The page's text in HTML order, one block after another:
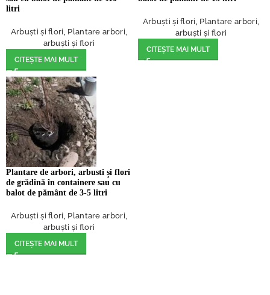
litri
Arbuști și flori Plantare arbori,
arbuști și flori
CITEȘTE MAI MULT
Arbuști și flori Plantare arbori,
arbuști și flori
CITEȘTE MAI MULT
Plantare de arbori, arbusti și flori
de grădină în containere sau cu
balot de pământ de 3-5 litri
Arbuști și flori Plantare arbori,
arbuști și flori
CITEȘTE MAI MULT